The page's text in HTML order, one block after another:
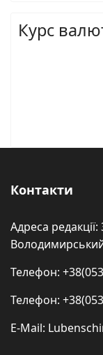
Курс
Контакти
Адреса
Телефон:
Телефон:
E-Mail: